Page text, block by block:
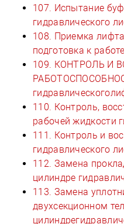
107. Испытание
гидравлического
108. Приемка
подготовка к
109. КОНТРОЛЬ И
110. Контроль,
рабочей жидкости
111. Контроль и
гидравлического
112. Замена
цилиндре
113. Замена
двухсекционном